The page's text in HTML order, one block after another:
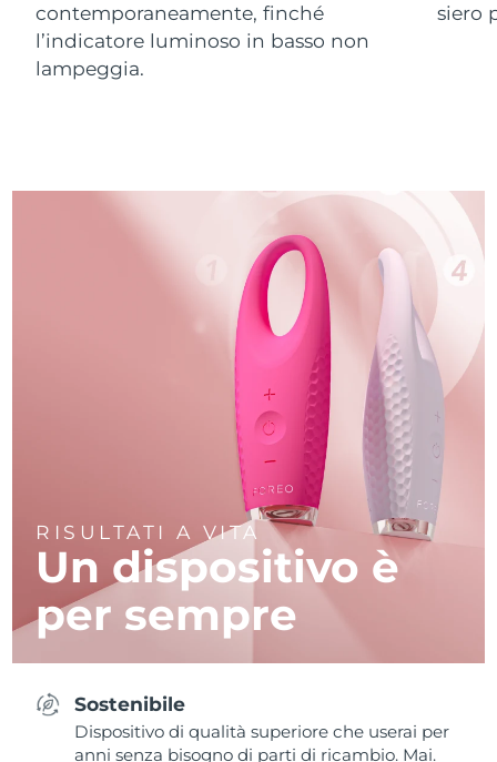
contemporaneamente, finché
l’indicatore luminoso in basso non
lampeggia.
siero
RISULTATI A VITA
Un dispositivo è
per sempre
Sostenibile
Dispositivo di qualità superiore che userai per
anni senza bisogno di parti di ricambio. Mai.